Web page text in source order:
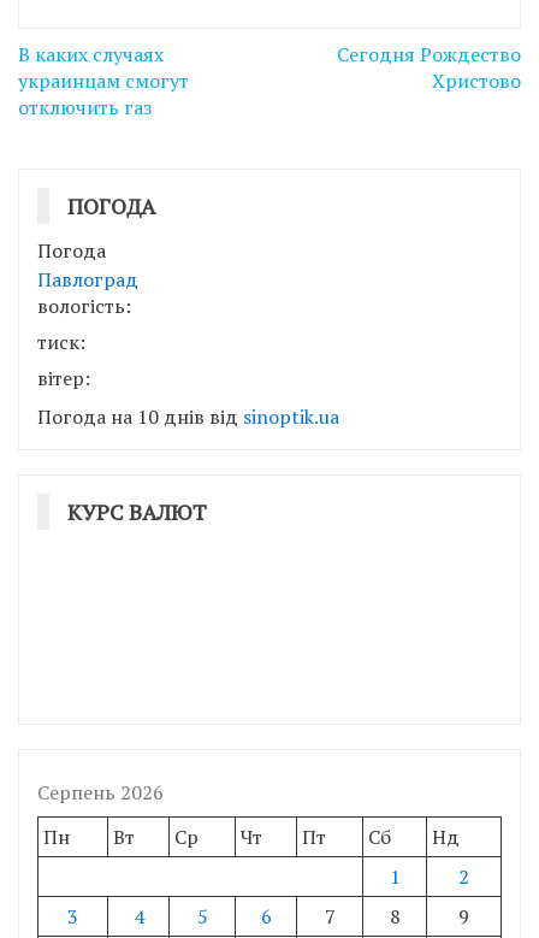
Навігація
записів
В каких случаях
украинцам смогут
отключить газ
Сегодня Рождество
Христово
ПОГОДА
Погода
Павлоград
вологість:
тиск:
вітер:
Погода на 10 днів від sinoptik.ua
КУРС ВАЛЮТ
Серпень 2026
Пн
Вт Ср Чт Пт Сб
Нд
1
2
3
4 5 6 7 8
9